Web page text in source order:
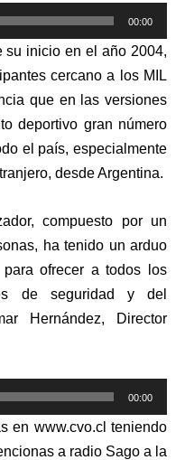
00:00
su inicio en el año 2004,
cercano a los MIL
que en las versiones
deportivo gran número
el país, especialmente
desde Argentina.
compuesto por un
ha tenido un arduo
ofrecer a todos los
de seguridad y del
Hernández, Director
00:00
en www.cvo.cl teniendo
a radio Sago a la